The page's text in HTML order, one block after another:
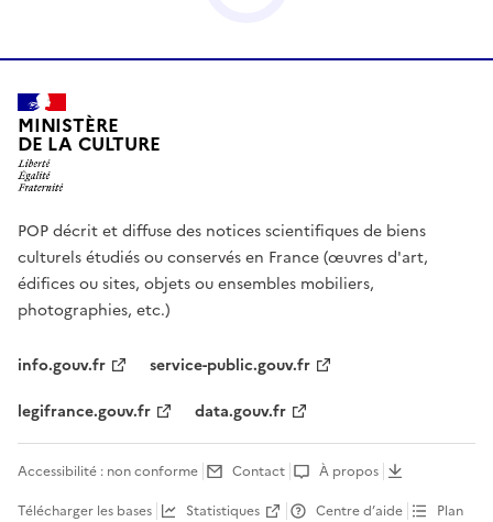
MINISTÈRE
DE LA CULTURE
POP décrit et diffuse des notices scientifiques de biens
culturels étudiés ou conservés en France (œuvres d'art,
édifices ou sites, objets ou ensembles mobiliers,
photographies, etc.)
info.gouv.fr
service-public.gouv.fr
legifrance.gouv.fr
data.gouv.fr
Accessibilité : non conforme Contact
À propos
Télécharger les bases
Statistiques Centre d’aide Plan